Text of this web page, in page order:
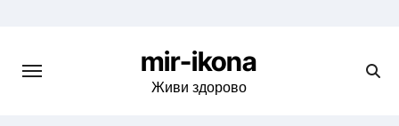
content
mir-ikona
Живи здорово